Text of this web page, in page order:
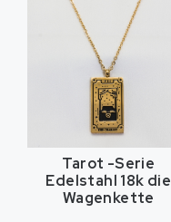
Tarot -Serie
Edelstahl 18k die
Wagenkette